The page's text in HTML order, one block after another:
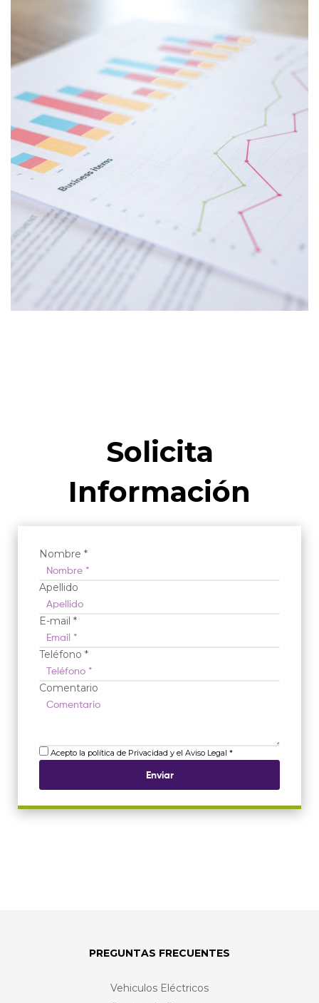
Solicita
Información
Nombre *
Apellido
E-mail *
Teléfono *
Comentario
Acepto la política de Privacidad y el Aviso Legal *
PREGUNTAS FRECUENTES
Vehiculos Eléctricos